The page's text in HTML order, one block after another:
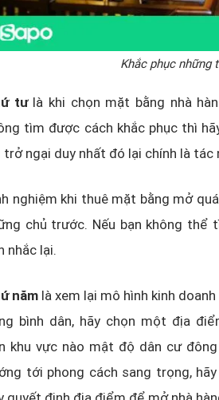
Khắc phục những
tưlà khi chọn mặt bằng nhà
tìm được cách khắc phục thì
trở ngại duy nhất đó lại chính là tác
nghiệm khi thuê mặt bằng mở
chủ trước. Nếu bạn không thể
nhắc lại.
năm là xem lại mô hình kinh
bình dân, hãy chọn một địa
khu vực nào mật độ dân cư
tới phong cách sang trọng,